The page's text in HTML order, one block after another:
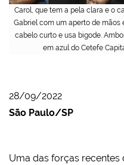
Carol, que tem a pela clara e o
Gabriel com um aperto de mãos
cabelo curto e usa bigode.
em azul do Cetefe
28/09/2022
São Paulo/SP
Uma das forças